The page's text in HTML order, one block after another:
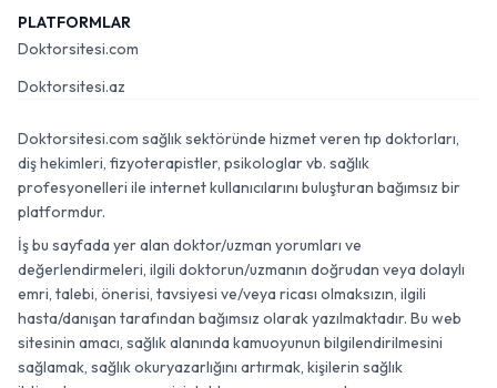
PLATFORMLAR
Doktorsitesi.com
Doktorsitesi.az
Doktorsitesi.com sağlık sektöründe hizmet veren tıp doktorları,
diş hekimleri, fizyoterapistler, psikologlar vb. sağlık
profesyonelleri ile internet kullanıcılarını buluşturan bağımsız bir
platformdur.
İş bu sayfada yer alan doktor/uzman yorumları ve
değerlendirmeleri, ilgili doktorun/uzmanın doğrudan veya dolaylı
emri, talebi, önerisi, tavsiyesi ve/veya ricası olmaksızın, ilgili
hasta/danışan tarafından bağımsız olarak yazılmaktadır. Bu web
sitesinin amacı, sağlık alanında kamuoyunun bilgilendirilmesini
sağlamak, sağlık okuryazarlığını artırmak, kişilerin sağlık